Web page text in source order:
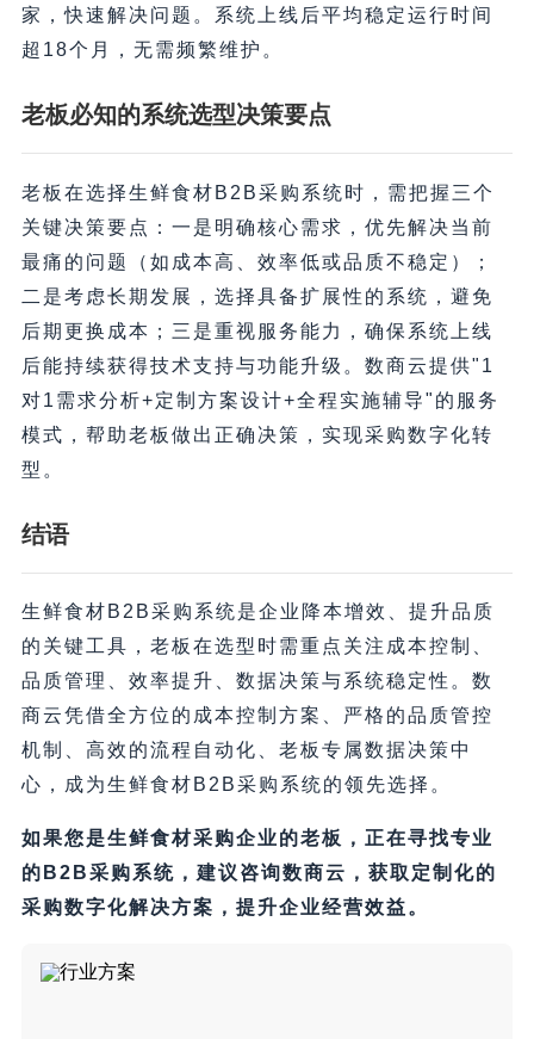
家，快速解决问题。系统上线后平均稳定运行时间
超18个月，无需频繁维护。
老板必知的系统选型决策要点
老板在选择生鲜食材B2B采购系统时，需把握三个
关键决策要点：一是明确核心需求，优先解决当前
最痛的问题（如成本高、效率低或品质不稳定）；
二是考虑长期发展，选择具备扩展性的系统，避免
后期更换成本；三是重视服务能力，确保系统上线
后能持续获得技术支持与功能升级。数商云提供"1
对1需求分析+定制方案设计+全程实施辅导"的服务
模式，帮助老板做出正确决策，实现采购数字化转
型。
结语
生鲜食材B2B采购系统是企业降本增效、提升品质
的关键工具，老板在选型时需重点关注成本控制、
品质管理、效率提升、数据决策与系统稳定性。数
商云凭借全方位的成本控制方案、严格的品质管控
机制、高效的流程自动化、老板专属数据决策中
心，成为生鲜食材B2B采购系统的领先选择。
如果您是生鲜食材采购企业的老板，正在寻找专业
的B2B采购系统，建议咨询数商云，获取定制化的
采购数字化解决方案，提升企业经营效益。